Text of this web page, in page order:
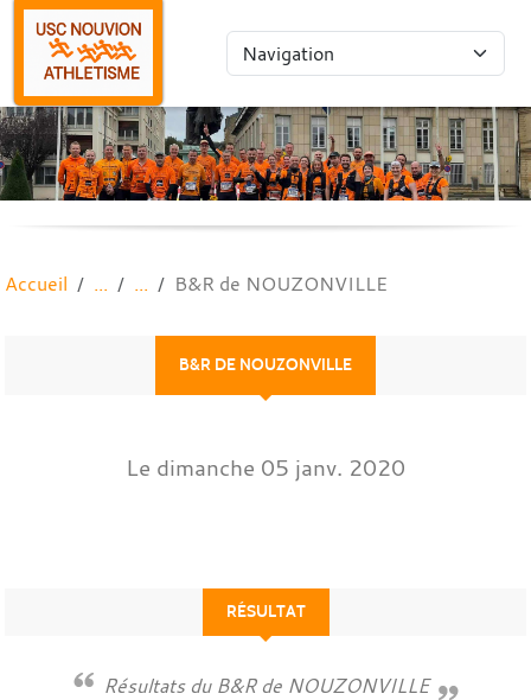
Accueil B&R de NOUZONVILLE
B&R DE NOUZONVILLE
Le dimanche 05 janv. 2020
RÉSULTAT
Résultats du B&R de NOUZONVILLE
Panneau de gestion des cookies